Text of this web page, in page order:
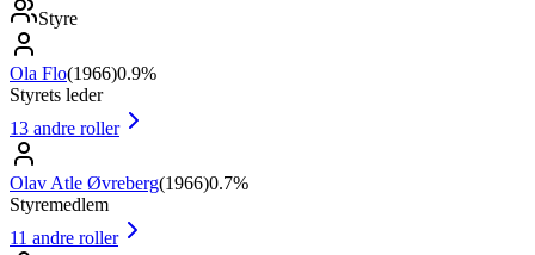
Styre
Ola Flo(1966)0.9%
Styrets leder
13 andre roller
Olav Atle Øvreberg(1966)0.7%
Styremedlem
11 andre roller